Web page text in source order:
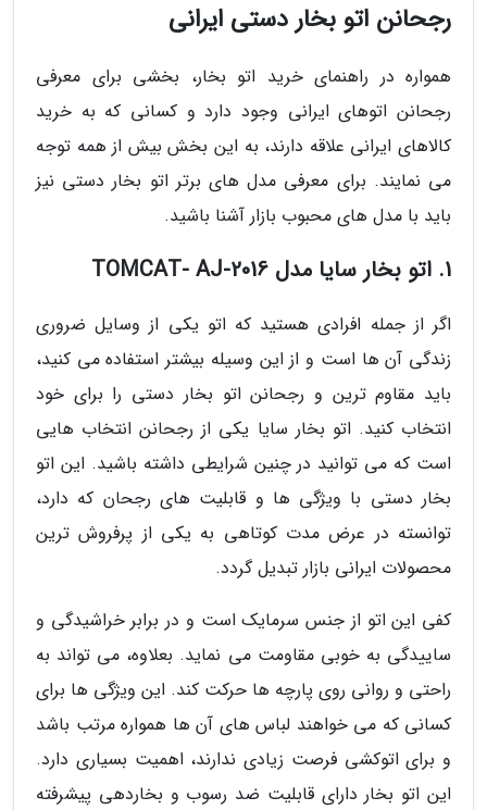
رجحانن اتو بخار دستی ایرانی
همواره در راهنمای خرید اتو بخار، بخشی برای معرفی
رجحانن اتوهای ایرانی وجود دارد و کسانی که به خرید
کالاهای ایرانی علاقه دارند، به این بخش بیش از همه توجه
می نمایند. برای معرفی مدل های برتر اتو بخار دستی نیز
باید با مدل های محبوب بازار آشنا باشید.
1. اتو بخار سایا مدل TOMCAT- AJ-2016
اگر از جمله افرادی هستید که اتو یکی از وسایل ضروری
زندگی آن ها است و از این وسیله بیشتر استفاده می کنید،
باید مقاوم ترین و رجحانن اتو بخار دستی را برای خود
انتخاب کنید. اتو بخار سایا یکی از رجحانن انتخاب هایی
است که می توانید در چنین شرایطی داشته باشید. این اتو
بخار دستی با ویژگی ها و قابلیت های رجحان که دارد،
توانسته در عرض مدت کوتاهی به یکی از پرفروش ترین
محصولات ایرانی بازار تبدیل گردد.
کفی این اتو از جنس سرمایک است و در برابر خراشیدگی و
ساییدگی به خوبی مقاومت می نماید. بعلاوه، می تواند به
راحتی و روانی روی پارچه ها حرکت کند. این ویژگی ها برای
کسانی که می خواهند لباس های آن ها همواره مرتب باشد
و برای اتوکشی فرصت زیادی ندارند، اهمیت بسیاری دارد.
این اتو بخار دارای قابلیت ضد رسوب و بخاردهی پیشرفته